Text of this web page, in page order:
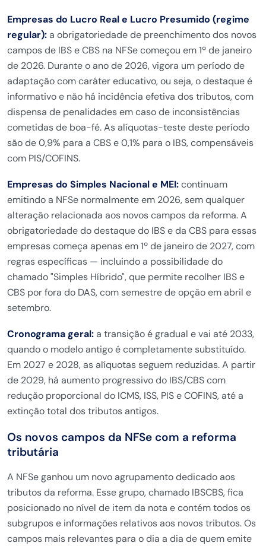
Empresas do Lucro Real e Lucro Presumido (regime
regular):a obrigatoriedade de preenchimento dos novos
campos de IBS e CBS na NFSe começou em 1º de janeiro
de 2026. Durante o ano de 2026, vigora um período de
adaptação com caráter educativo, ou seja, o destaque é
informativo e não há incidência efetiva dos tributos, com
dispensa de penalidades em caso de inconsistências
cometidas de boa-fé. As alíquotas-teste deste período
são de 0,9% para a CBS e 0,1% para o IBS, compensáveis
com PIS/COFINS.
Empresas do Simples Nacional e MEI:continuam
emitindo a NFSe normalmente em 2026, sem qualquer
alteração relacionada aos novos campos da reforma. A
obrigatoriedade do destaque do IBS e da CBS para essas
empresas começa apenas em 1º de janeiro de 2027, com
regras específicas — incluindo a possibilidade do
chamado "Simples Híbrido", que permite recolher IBS e
CBS por fora do DAS, com semestre de opção em abril e
setembro.
Cronograma geral:a transição é gradual e vai até 2033,
quando o modelo antigo é completamente substituído.
Em 2027 e 2028, as alíquotas seguem reduzidas. A partir
de 2029, há aumento progressivo do IBS/CBS com
redução proporcional do ICMS, ISS, PIS e COFINS, até a
extinção total dos tributos antigos.
Os novos campos da NFSe com a reforma
tributária
A NFSe ganhou um novo agrupamento dedicado aos
tributos da reforma. Esse grupo, chamado IBSCBS, fica
posicionado no nível de item da nota e contém todos os
subgrupos e informações relativos aos novos tributos. Os
campos mais relevantes para o dia a dia de quem emite